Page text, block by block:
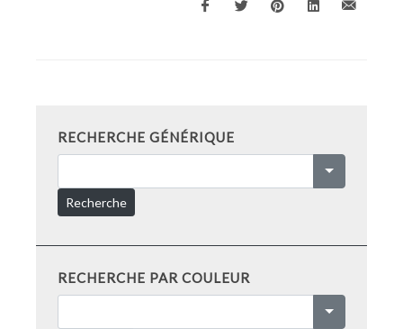
RECHERCHE GÉNÉRIQUE
Recherche
RECHERCHE PAR COULEUR